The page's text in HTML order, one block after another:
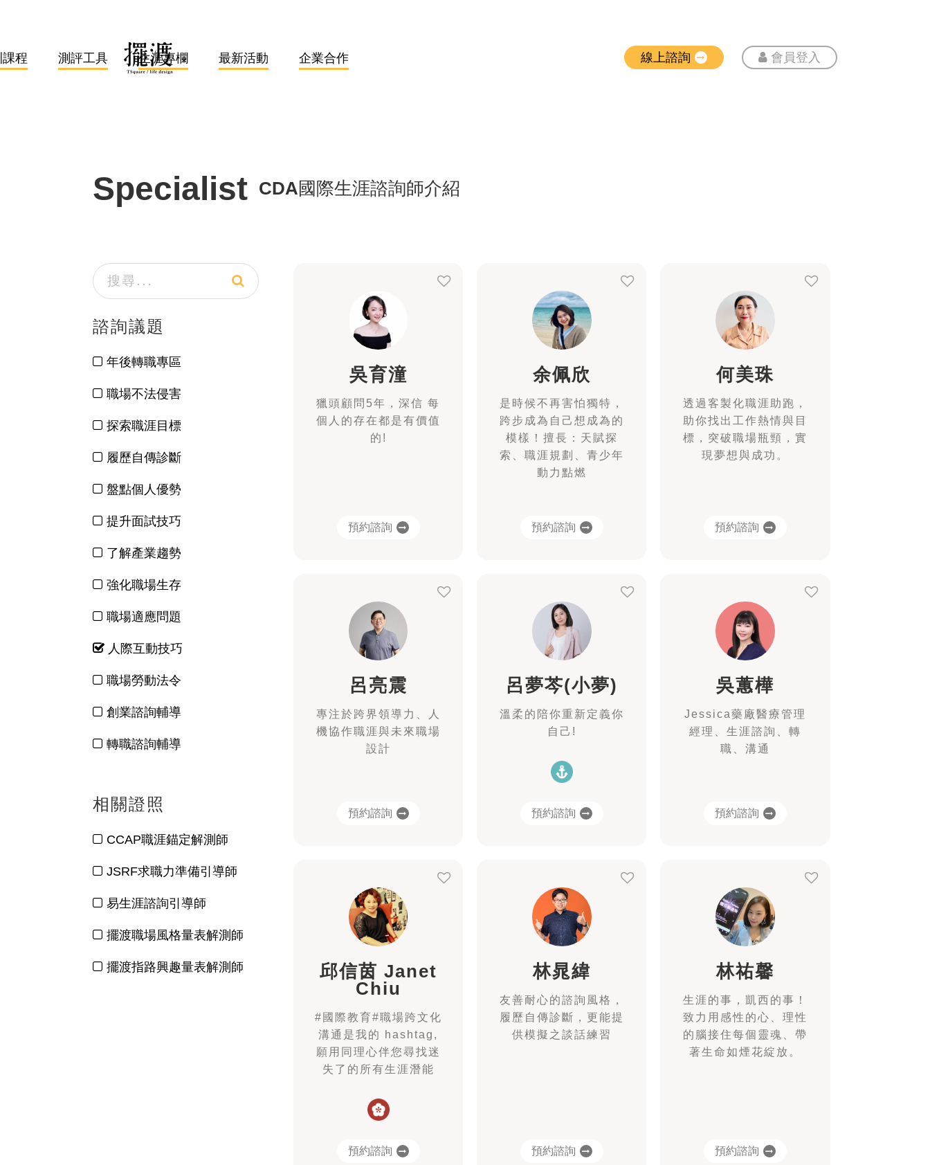
線上諮詢 會員登入
程 測評工具 生涯專欄 最新活動 企業合作
Specialist CDA國際生涯諮詢師介紹
諮詢議題
年後轉職專區
職場不法侵害
探索職涯目標
履歷自傳診斷
盤點個人優勢
提升面試技巧
了解產業趨勢
強化職場生存
職場適應問題
人際互動技巧
職場勞動法令
創業諮詢輔導
轉職諮詢輔導
相關證照
CCAP職涯錨定解測師
JSRF求職力準備引導師
易生涯諮詢引導師
擺渡職場風格量表解測師
擺渡指路興趣量表解測師
吳育潼
獵頭顧問5年，深信 每
個人的存在都是有價值
的!
預約諮詢
余佩欣
是時候不再害怕獨特，
跨步成為自己想成為的
模樣！擅長：天賦探
索、職涯規劃、青少年
動力點燃
預約諮詢
何美珠
透過客製化職涯助跑，
助你找出工作熱情與目
標，突破職場瓶頸，實
現夢想與成功。
預約諮詢
呂亮震
專注於跨界領導力、人
機協作職涯與未來職場
設計
預約諮詢
呂夢芩(小夢)
溫柔的陪你重新定義你
自己!
預約諮詢
吳蕙樺
Jessica藥廠醫療管理
經理、生涯諮詢、轉
職、溝通
預約諮詢
邱信茵 Janet
Chiu
#國際教育#職場跨文化
溝通是我的 hashtag,
願用同理心伴您尋找迷
失了的所有生涯潛能
預約諮詢
林晁緯
友善耐心的諮詢風格，
履歷自傳診斷，更能提
供模擬之談話練習
預約諮詢
林祐馨
生涯的事，凱西的事！
致力用感性的心、理性
的腦接住每個靈魂、帶
著生命如煙花綻放。
預約諮詢